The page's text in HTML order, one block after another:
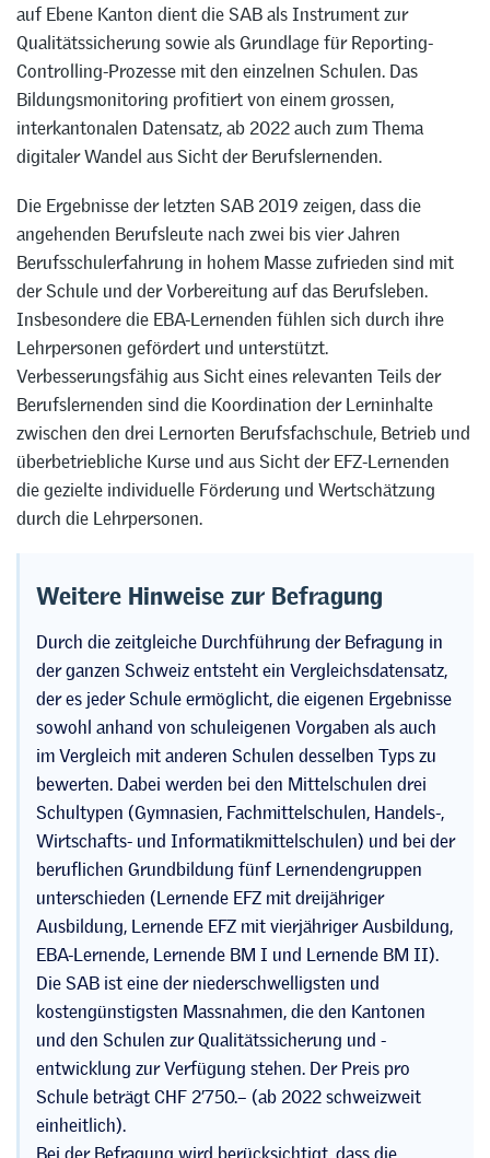
auf Ebene Kanton dient die SAB als Instrument zur
Qualitätssicherung sowie als Grundlage für Reporting-
Controlling-Prozesse mit den einzelnen Schulen. Das
Bildungsmonitoring profitiert von einem grossen,
interkantonalen Datensatz, ab 2022 auch zum Thema
digitaler Wandel aus Sicht der Berufslernenden.
Die Ergebnisse der letzten SAB 2019 zeigen, dass die
angehenden Berufsleute nach zwei bis vier Jahren
Berufsschulerfahrung in hohem Masse zufrieden sind mit
der Schule und der Vorbereitung auf das Berufsleben.
Insbesondere die EBA-Lernenden fühlen sich durch ihre
Lehrpersonen gefördert und unterstützt.
Verbesserungsfähig aus Sicht eines relevanten Teils der
Berufslernenden sind die Koordination der Lerninhalte
zwischen den drei Lernorten Berufsfachschule, Betrieb und
überbetriebliche Kurse und aus Sicht der EFZ-Lernenden
die gezielte individuelle Förderung und Wertschätzung
durch die Lehrpersonen.
Weitere Hinweise zur Befragung
Durch die zeitgleiche Durchführung der Befragung in
der ganzen Schweiz entsteht ein Vergleichsdatensatz,
der es jeder Schule ermöglicht, die eigenen Ergebnisse
sowohl anhand von schuleigenen Vorgaben als auch
im Vergleich mit anderen Schulen desselben Typs zu
bewerten. Dabei werden bei den Mittelschulen drei
Schultypen (Gymnasien, Fachmittelschulen, Handels-,
Wirtschafts- und Informatikmittelschulen) und bei der
beruflichen Grundbildung fünf Lernendengruppen
unterschieden (Lernende EFZ mit dreijähriger
Ausbildung, Lernende EFZ mit vierjähriger Ausbildung,
EBA-Lernende, Lernende BM I und Lernende BM II).
Die SAB ist eine der niederschwelligsten und
kostengünstigsten Massnahmen, die den Kantonen
und den Schulen zur Qualitätssicherung und -
entwicklung zur Verfügung stehen. Der Preis pro
Schule beträgt CHF 2’750.– (ab 2022 schweizweit
einheitlich).
Bei der Befragung wird berücksichtigt, dass die